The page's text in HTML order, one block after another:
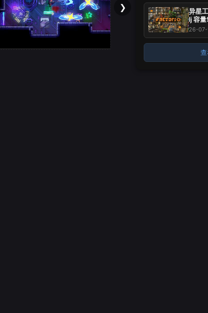
❯
异星
lj 容
标 -
26-07-